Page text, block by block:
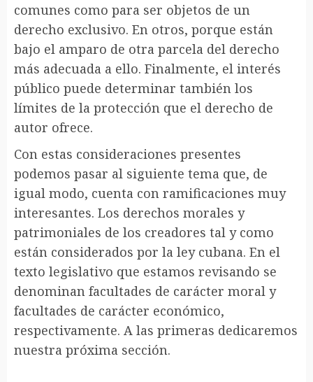
comunes como para ser objetos de un
derecho exclusivo. En otros, porque están
bajo el amparo de otra parcela del derecho
más adecuada a ello. Finalmente, el interés
público puede determinar también los
límites de la protección que el derecho de
autor ofrece.
Con estas consideraciones presentes
podemos pasar al siguiente tema que, de
igual modo, cuenta con ramificaciones muy
interesantes. Los derechos morales y
patrimoniales de los creadores tal y como
están considerados por la ley cubana. En el
texto legislativo que estamos revisando se
denominan facultades de carácter moral y
facultades de carácter económico,
respectivamente. A las primeras dedicaremos
nuestra próxima sección.